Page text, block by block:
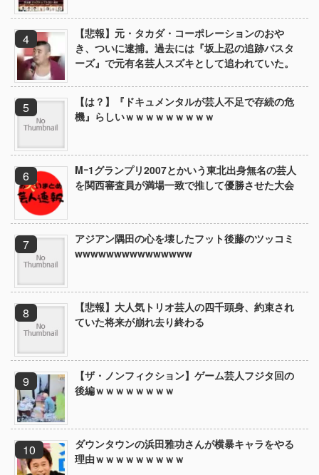
【悲報】元・タカダ・コーポレーションのおや
き、ついに逮捕。過去には『坂上忍の追跡バスタ
ーズ』で元有名芸人スズキとして追われていた。
【は？】『ドキュメンタルが芸人不足で存続の危
機』らしいｗｗｗｗｗｗｗｗｗ
Mｰ1グランプリ2007とかいう東北出身無名の芸人
を関西審査員が満場一致で推して優勝させた大会
アジアン隅田の心を壊したフット後藤のツッコミ
wwwwwwwwwwwwwww
【悲報】大人気トリオ芸人の四千頭身、約束され
ていた将来が崩れ去り終わる
【ザ・ノンフィクション】ゲーム芸人フジタ回の
後編ｗｗｗｗｗｗｗｗ
ダウンタウンの浜田雅功さんが横暴キャラをやる
理由ｗｗｗｗｗｗｗｗｗ